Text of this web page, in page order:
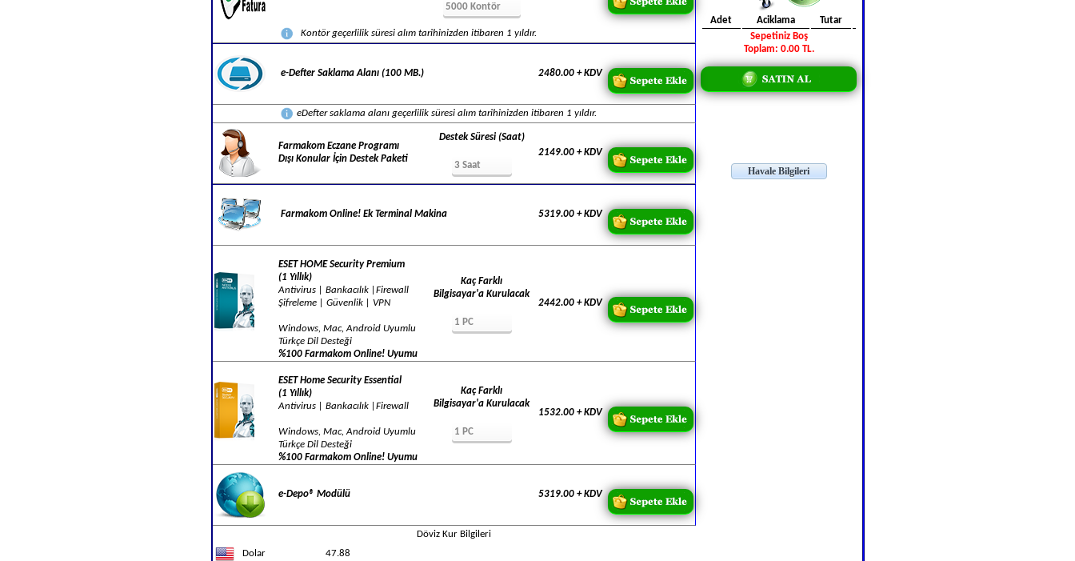
Adet Aciklama
Tutar
Sepetiniz Boş
Toplam: 0.00 TL.
Kontör geçerlilik süresi alım tarihinizden itibaren 1 yıldır.
e-Defter Saklama Alanı (100 MB.) 2480.00 + KDV
eDefter saklama alanı geçerlilik süresi alım tarihinizden itibaren 1 yıldır.
Farmakom Eczane Programı
Dışı Konular İçin Destek Paketi
Destek Süresi (Saat)
2149.00 + KDV
Farmakom Online! Ek Terminal Makina 5319.00 + KDV
ESET HOME Security Premium
(1 Yıllık)
Antivirus | Bankacılık |Firewall
Şifreleme | Güvenlik | VPN
Windows, Mac, Android Uyumlu
Türkçe Dil Desteği
%100 Farmakom Online! Uyumu
Kaç Farklı
Bilgisayar'a Kurulacak
2442.00 + KDV
ESET Home Security Essential
(1 Yıllık)
Antivirus | Bankacılık |Firewall
Windows, Mac, Android Uyumlu
Türkçe Dil Desteği
%100 Farmakom Online! Uyumu
Kaç Farklı
Bilgisayar'a Kurulacak
1532.00 + KDV
e-Depo® Modülü 5319.00 + KDV
Döviz Kur Bilgileri
Dolar
47.88